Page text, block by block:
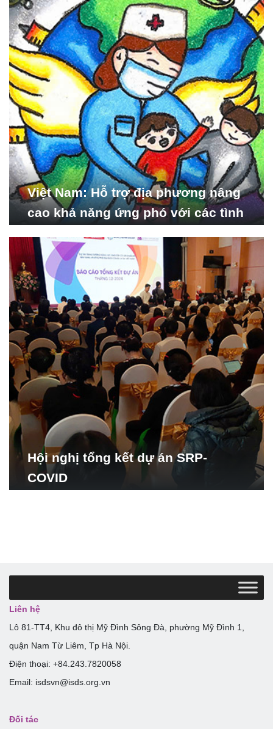
hội_ISDS)
Việt Nam: Hỗ trợ địa phương nâng
cao khả năng ứng phó với các tình
Hội nghị tổng kết dự án SRP-
COVID
Liên hệ
Lô 81-TT4, Khu đô thị Mỹ Đình Sông Đà, phường Mỹ Đình 1,
quận Nam Từ Liêm, Tp Hà Nội.
Điện thoại: +84.243.7820058
Email: isdsvn@isds.org.vn
Đối tác